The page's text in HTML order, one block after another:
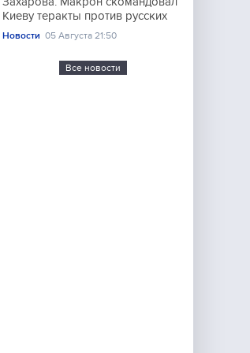
Киеву теракты против русских
Новости 05 Августа 21:50
Все новости